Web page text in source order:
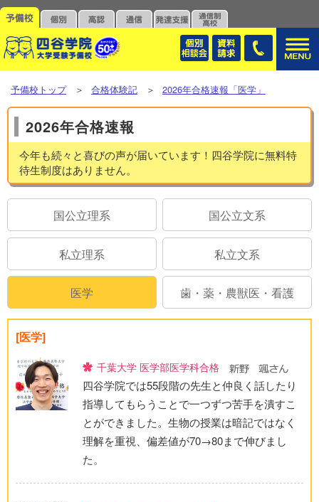
予備校トップ＞合格体験記＞2026年合格速報「医学」
2026年合格速報
今年も続々と喜びの声が届いています！四谷学院に無料特
待生制度はありません。
[医学]
千葉大学 医学部医学科合格
四谷学院では55段階の先生と仲良く話したり
指導してもらうことで一つずつ苦手を潰すこ
とができました。生物の授業は暗記ではなく
理解を重視、偏差値が70→80まで伸びまし
た。